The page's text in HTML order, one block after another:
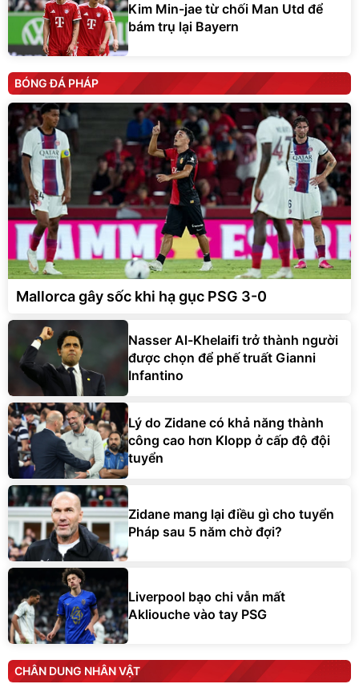
Kim Min-jae từ chối Man Utd để
bám trụ lại Bayern
BÓNG ĐÁ PHÁP
Mallorca gây sốc khi hạ gục PSG 3-0
Nasser Al-Khelaifi trở thành người
được chọn để phế truất Gianni
Infantino
Lý do Zidane có khả năng thành
công cao hơn Klopp ở cấp độ đội
tuyển
Zidane mang lại điều gì cho tuyển
Pháp sau 5 năm chờ đợi?
Liverpool bạo chi vẫn mất
Akliouche vào tay PSG
CHÂN DUNG NHÂN VẬT